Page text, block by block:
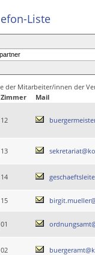
Liste
der Mitarbeiter/innen der
Zimmer
Mail
12
13
14
15
01
02